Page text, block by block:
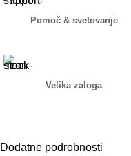
Pomoč & svetovanje
Velika zaloga
Dodatne podrobnosti